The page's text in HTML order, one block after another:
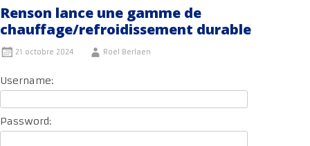
Renson lance une gamme de
chauffage/refroidissement durable
21 octobre 2024 Roel Berlaen
Username:
Password: